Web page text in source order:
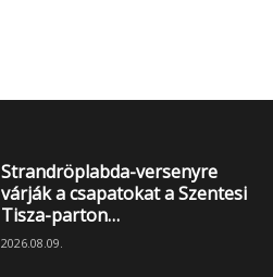
Strandröplabda-versenyre
várják a csapatokat a Szentesi
Tisza-parton…
2026.08.09.